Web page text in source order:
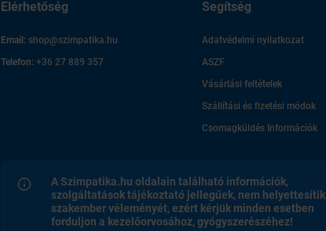
Elérhetőség
Email: shop@szimpatika.hu
Telefon: +36 27 889 357
Segítség
Adatvédelmi nyilatkozat
ASZF
Vásárlási feltételek
Szállítási és fizetési módok
Csomagküldés Információk
A Szimpatika.hu oldalain található információk,
szolgáltatások tájékoztató jellegűek, nem helyettesítik
szakember véleményét, ezért kérjük minden esetben
forduljon a kezelőorvosához, gyógyszerészéhez!